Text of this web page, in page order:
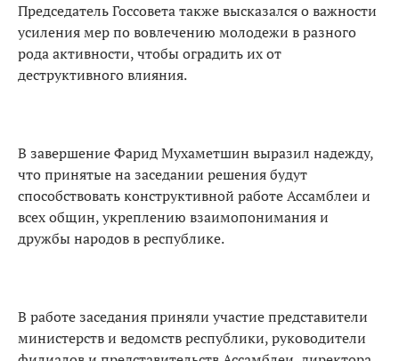
Председатель Госсовета также высказался о важности
усиления мер по вовлечению молодежи в разного
рода активности, чтобы оградить их от
деструктивного влияния.
В завершение Фарид Мухаметшин выразил надежду,
что принятые на заседании решения будут
способствовать конструктивной работе Ассамблеи и
всех общин, укреплению взаимопонимания и
дружбы народов в республике.
В работе заседания приняли участие представители
министерств и ведомств республики, руководители